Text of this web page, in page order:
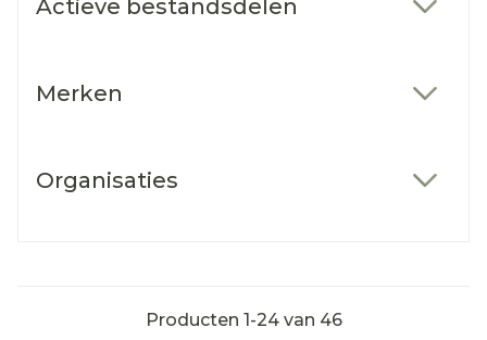
Actieve bestandsdelen
Merken
Organisaties
Producten 1-24van 46